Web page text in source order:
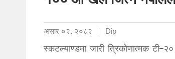
असार ०२, २०८२ Dip
स्कटल्याण्डमा जारी त्रिकोणात्मक